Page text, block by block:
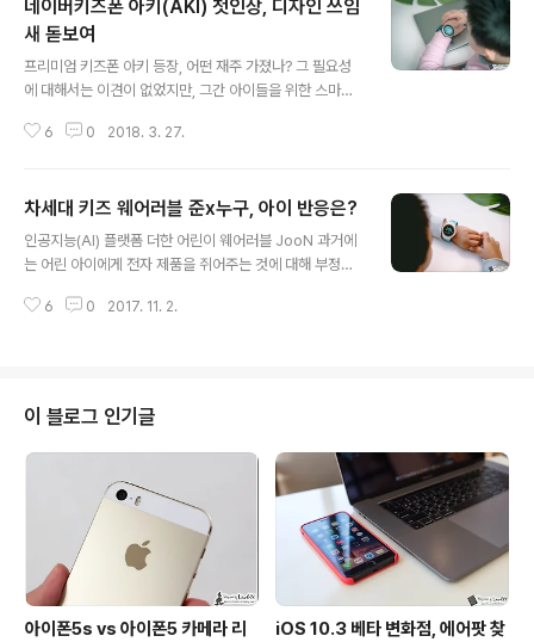
네이버키즈폰 아키(AKI) 첫인상, 디자인 쓰임
새 돋보여
프리미엄 키즈폰 아키 등장, 어떤 재주 가졌나? 그 필요성
에 대해서는 이견이 없었지만, 그간 아이들을 위한 스마트
니다. 꾸준히 라인업을 선보인 제조사도 있긴 하지만 새로
글로벌 시장에 소개되며 뜨거운 관심을 얻은 키즈 웨어러
블폰이 있습니다. 네이버랩스가 개발한 ‘AKI(아키)’가 바로
그것인데요. 이 녀석은 자체 구축한 WPS 데이터와 GPS
보를 제공하는 것이 특징으로 알려져 있습니다. 게다가, 쓰
6 0 2018. 3. 27.
차세대 키즈 웨어러블 준x누구, 아이 반응은?
인공지능(AI) 플랫폼 더한 어린이 웨어러블 JooN 과거에
는 어린 아이에게 전자 제품을 쥐어주는 것에 대해 부정적
려 그들을 타켓으로 한 다양한 기기들이 시장에 나왔고, 오
요. 얼마전 해당 시리즈에 꽤 흥미로운 기능이 더해졌다는
소식 접한 분들 계실 겁니다. 키즈 웨어러블 대표주자인 준
3와 준 스페셜 에디션에 인공지능 플랫폼이죠. 누구(NUG
U)가 탑재되었습니다. 다른 글에서 몇 차례 소개드렸던 것
처럼 저 또한 해당 모델에 좋은 인상을 갖던 있던터라 호기
심 가득한 마음으로 이를 테..
6 0 2017. 11. 2.
이 블로그 인기글
아이폰5s vs 아이폰5 카메라 리
iOS 10.3 베타 변화점, 에어팟 찾